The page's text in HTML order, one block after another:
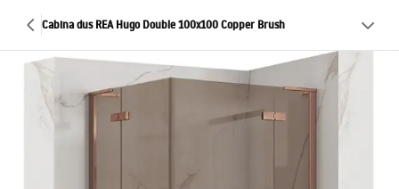
Cabina dus REA Hugo Double 100x100 Copper Brush